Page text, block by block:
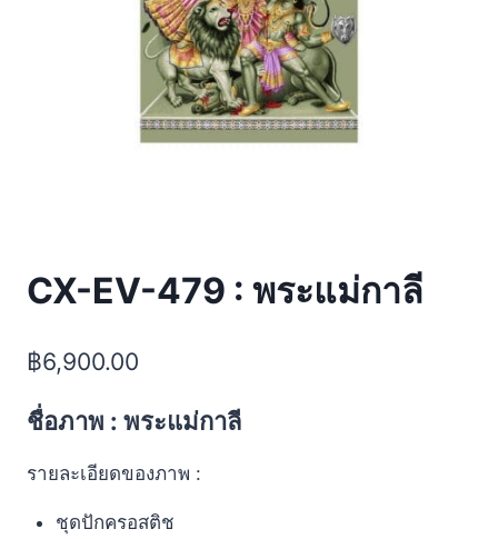
CX-EV-479 : พระแม่กาลี
฿6,900.00
ชื่อภาพ : พระแม่กาลี
รายละเอียดของภาพ :
ชุดปักครอสติช